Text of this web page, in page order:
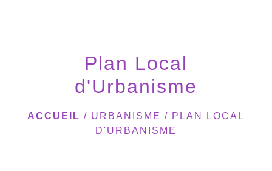
Plan Local
d'Urbanisme
ACCUEIL / URBANISME / PLAN LOCAL
D'URBANISME